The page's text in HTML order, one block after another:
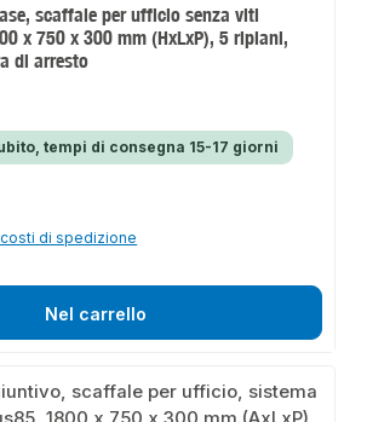
scaffale per ufficio senza viti
x 750 x 300 mm (HxLxP), 5 ripiani,
di arresto
tempi di consegna 15-17 giorni
costi di spedizione
Nel carrello